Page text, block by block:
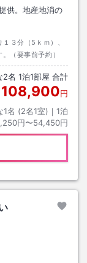
供。地産地消の
３分（5ｋｍ）、
（要事前予約）
2名 1泊1部屋 合計
108,900円
1名 (2名1室)｜ 1泊
円〜54,450円